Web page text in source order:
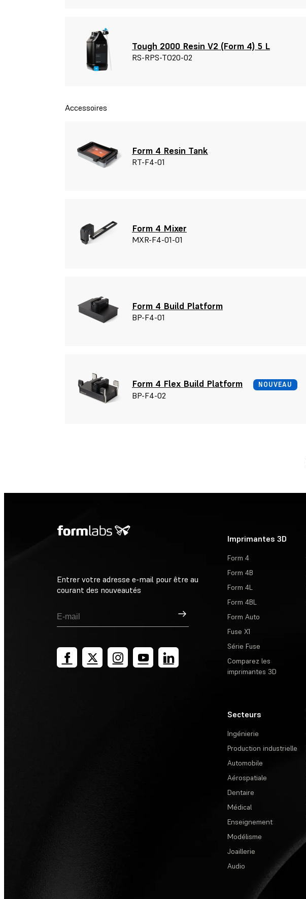
Tough 2000 Resin V2 (Form 4) 5 L
RS-RPS-TO20-02
Accessoires
Form 4 Resin Tank
RT-F4-01
Form 4 Mixer
MXR-F4-01-01
Form 4 Build Platform
BP-F4-01
Form 4 Flex Build Platform NOUVEAU
BP-F4-02
Entrer votre adresse e-mail pour être au
courant des nouveautés
Inscription
Imprimantes 3D
Form 4
Form 4B
Form 4L
Form 4BL
Form Auto
Fuse X1
Série Fuse
Comparez les
imprimantes 3D
Secteurs
Ingénierie
Production industrielle
Automobile
Aérospatiale
Dentaire
Médical
Enseignement
Modélisme
Joaillerie
Audio